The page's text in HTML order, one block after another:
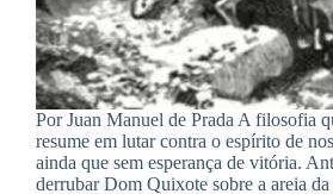
Por Juan Manuel de Prada A filosofia
resume em lutar contra o espírito de
ainda que sem esperança de vitória.
derrubar Dom Quixote sobre a areia da